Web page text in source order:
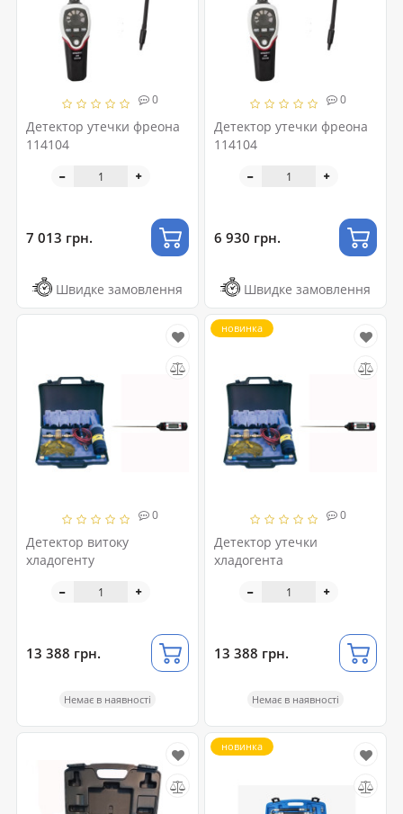
0
Детектор утечки фреона
114104
7 013 грн.
Швидке замовлення
0
Детектор утечки фреона
114104
6 930 грн.
Швидке замовлення
0
Детектор витоку
хладогенту
13 388 грн.
Немає в наявності
0
Детектор утечки
хладогента
новинка
13 388 грн.
Немає в наявності
новинка